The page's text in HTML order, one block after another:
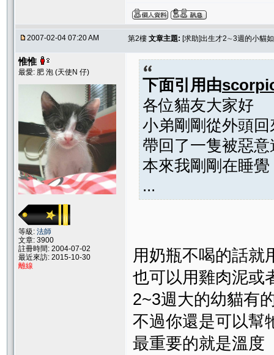
2007-02-04 07:20 AM 第2樓 文章主題: [求助]出生才2∼3週的小貓
惟惟
最愛: 肥 泡 (天使N 仔)
等級: 法師
文章: 3900
註冊時間: 2004-07-02
最近來訪: 2015-10-30
離線
下面引用由
各位貓友大家好
小弟剛剛從外頭回
帶回了一隻被惡
本來我剛剛在睡覺
...
用奶瓶不喝的話就
也可以用雞肉泥或
2~3週大的幼貓有
不過你還是可以幫
最重要的就是溫度